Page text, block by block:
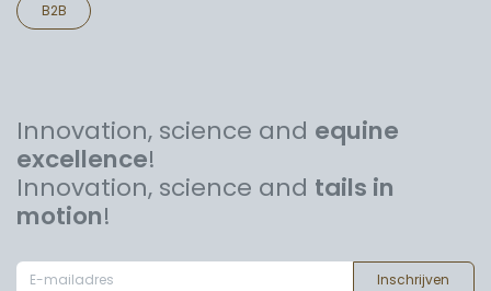
B2B
Innovation, science and equine
excellence!
Innovation, science and tails in
motion!
Inschrijven